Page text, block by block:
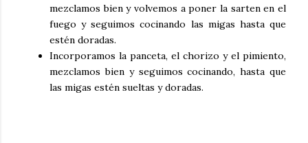
mezclamos bien y volvemos a poner la sarten en el
fuego y seguimos cocinando las migas hasta que
estén doradas.
Incorporamos la panceta, el chorizo y el pimiento,
mezclamos bien y seguimos cocinando, hasta que
las migas estén sueltas y doradas.